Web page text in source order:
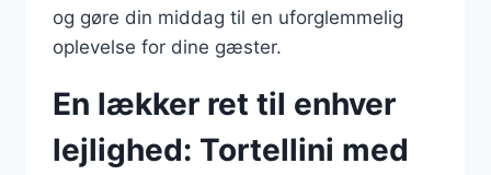
og gøre din middag til en uforglemmelig
oplevelse for dine gæster.
En lækker ret til enhver
lejlighed: Tortellini med